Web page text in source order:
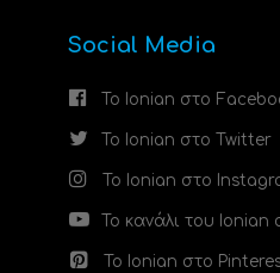
Social Media
Το Ionian στο
Το Ionian στο Twitter
Το Ionian στο
Το κανάλι του Ionian
Το Ionian στο